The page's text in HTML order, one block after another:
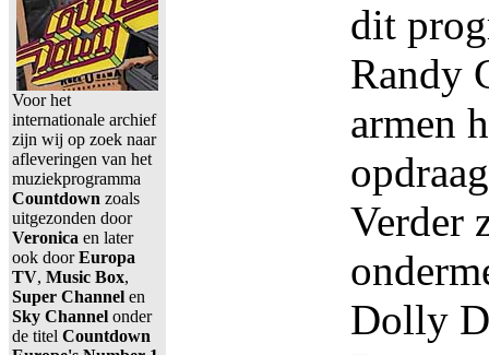
Voor het
internationale archief
zijn wij op zoek naar
afleveringen van het
muziekprogramma
Countdown zoals
uitgezonden door
Veronica en later
ook doorEuropa
TV, Music Box,
Super Channel en
Sky Channel onder
de titel Countdown
dit
Randy
armen
Verder
Dolly